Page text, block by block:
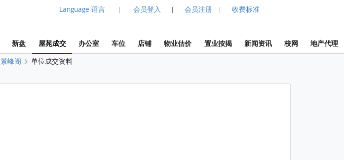
Language 语言 | 会员登入 | 会员注册 | 收费标准
新盘 屋苑成交 办公室 车位 店铺 物业估价 置业按揭 新闻资讯 校网 地产代理
景峰阁 单位成交资料